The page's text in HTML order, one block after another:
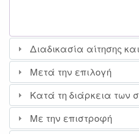
Διαδικασία αίτησης
Μετά την επιλογή
Κατά τη διάρκεια των
Με την επιστροφή